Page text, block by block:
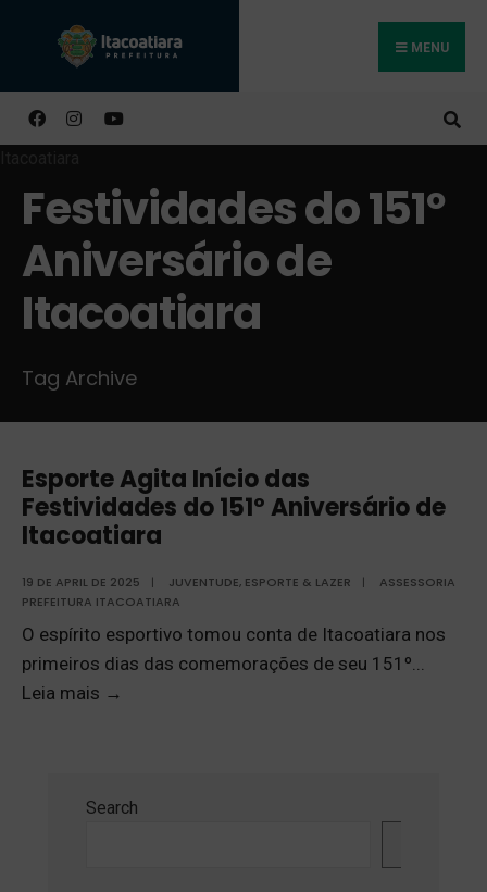
MENU
Festividades do 151º
Aniversário de
Itacoatiara
Tag Archive
Esporte Agita Início das
Festividades do 151º Aniversário de
Itacoatiara
19 DE APRIL DE 2025 | JUVENTUDE, ESPORTE & LAZER |
ASSESSORIA
PREFEITURA ITACOATIARA
O espírito esportivo tomou conta de Itacoatiara nos
primeiros dias das comemorações de seu 151º
Leia mais →
Search
Buscar